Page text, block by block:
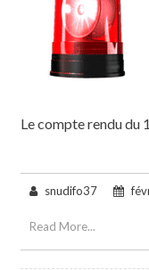
Le compte rendu du
snudifo37
Read More...